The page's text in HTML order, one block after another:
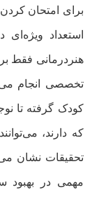
برای امتحان
استعداد
هنردرمانی فقط
تخصصی انجام
کودک گرفته تا
که دارند،
تحقیقات نشان
مهمی در بهبود